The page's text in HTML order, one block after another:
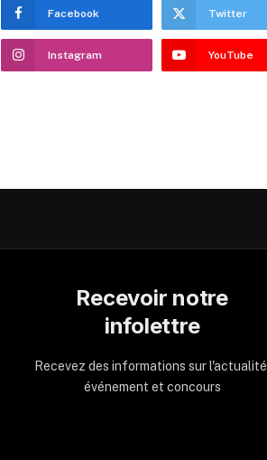
Facebook Twitter
Instagram YouTube
Recevoir notre
infolettre
Recevez des informations sur l'actualité,
événement et concours